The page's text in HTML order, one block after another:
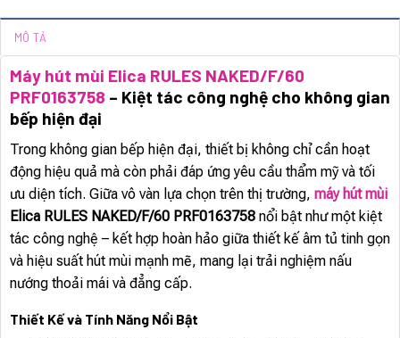
MÔ TẢ
Máy hút mùi Elica RULES NAKED/F/60
PRF0163758 – Kiệt tác công nghệ cho không gian
bếp hiện đại
Trong không gian bếp hiện đại, thiết bị không chỉ cần hoạt
động hiệu quả mà còn phải đáp ứng yêu cầu thẩm mỹ và tối
ưu diện tích. Giữa vô vàn lựa chọn trên thị trường, máy hút mùi
Elica RULES NAKED/F/60 PRF0163758 nổi bật như một kiệt
tác công nghệ – kết hợp hoàn hảo giữa thiết kế âm tủ tinh gọn
và hiệu suất hút mùi mạnh mẽ, mang lại trải nghiệm nấu
nướng thoải mái và đẳng cấp.
Thiết Kế và Tính Năng Nổi Bật